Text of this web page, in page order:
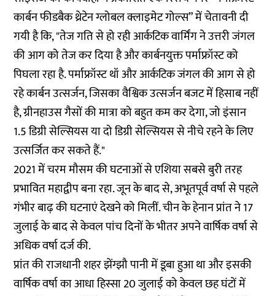
कार्बन फीडबैक थ्रेटेन ग्लोबल क्लाइमेट गोल्स” में चेतावनी दी
गयी है कि, "तेज गति से हो रही आर्कटिक वार्मिंग ने उत्तरी जंगल
की आग को तेज कर दिया है और कार्बनयुक्त पर्माफ्रॉस्ट को
पिघला रहा है. पर्माफ्रॉस्ट थॉ और आर्कटिक जंगल की आग से हो
रहे कार्बन उत्सर्जन, जिसका वैश्विक उत्सर्जन बजट में हिसाब नहीं
है, ग्रीनहाउस गैसों की मात्रा को बहुत कम कर देगा, जो इंसान
1.5 डिग्री सेल्सियस या दो डिग्री सेल्सियस से नीचे रहने के लिए
उत्सर्जित कर सकते हैं."
2021 में चरम मौसम की घटनाओं से एशिया सबसे बुरी तरह
प्रभावित महाद्वीप बना रहा. जून के बाद से, अभूतपूर्व वर्षा से पहले
गंभीर बाढ़ की घटनाएं देखने को मिलीं. चीन के हेनान प्रांत ने 17
जुलाई के बाद से केवल पांच दिनों के भीतर अपने वार्षिक वर्षा से
अधिक वर्षा दर्ज की.
प्रांत की राजधानी शहर झेंग्झौ पानी में डूबा हुआ था और इसकी
वार्षिक वर्षा का आधा हिस्सा 20 जुलाई को केवल छह घंटों में